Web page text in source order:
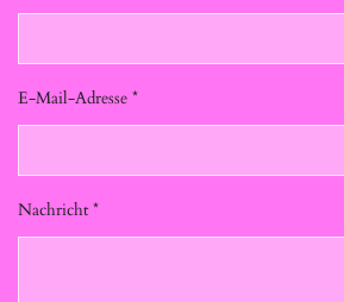
E-Mail-Adresse *
Nachricht *